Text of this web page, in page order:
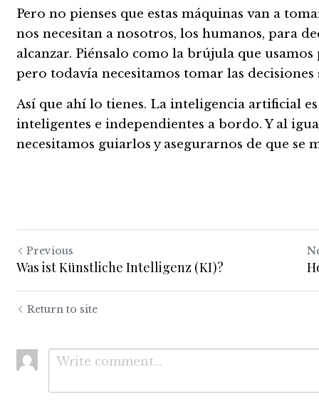
Pero no pienses que estas máquinas van a
nos necesitan a nosotros, los humanos, para
alcanzar. Piénsalo como la brújula que
pero todavía necesitamos tomar las
Así que ahí lo tienes. La inteligencia artificial
inteligentes e independientes a bordo. Y al
necesitamos guiarlos y asegurarnos de que se
Previous
Was ist Künstliche Intelligenz (KI)?
Return to site